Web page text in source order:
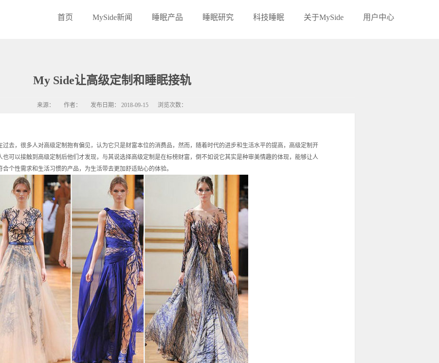
首页 MySide新闻 睡眠产品 睡眠研究 科技睡眠 关于MySide 用户中心
My Side让高级定制和睡眠接轨
来源： 作者： 发布日期： 2018-09-15 浏览次数：
去，很多人对高级定制抱有偏见，认为它只是财富本位的消费品，然而，随着时代的进步和生活水平的提高，高级定制开
可以接触到高级定制后他们才发现，与其说选择高级定制是在标榜财富，倒不如说它其实是种审美情趣的体现，能够让人
个性需求和生活习惯的产品，为生活带去更加舒适贴心的体验。